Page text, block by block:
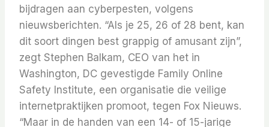
bijdragen aan cyberpesten, volgens
nieuwsberichten. “Als je 25, 26 of 28 bent, kan
dit soort dingen best grappig of amusant zijn”,
zegt Stephen Balkam, CEO van het in
Washington, DC gevestigde Family Online
Safety Institute, een organisatie die veilige
internetpraktijken promoot, tegen Fox Nieuws.
“Maar in de handen van een 14- of 15-jarige